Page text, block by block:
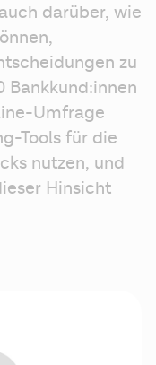
darüber, wie
zu
Bankkund:innen
Umfrage
Tools für die
nutzen, und
Hinsicht